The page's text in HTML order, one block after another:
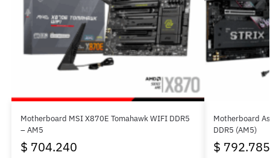
Motherboard MSI X870E Tomahawk WIFI DDR5
– AM5
$ 704.240
Motherboard
DDR5 (AM5)
$ 792.785